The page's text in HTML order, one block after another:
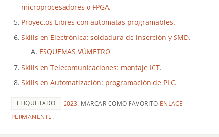
microprocesadores o FPGA.
Proyectos Libres con autómatas programables.
Skills en Electrónica: soldadura de inserción y SMD.
ESQUEMAS VÚMETRO
Skills en Telecomunicaciones: montaje ICT.
Skills en Automatización: programación de PLC.
ETIQUETADO 2023. MARCAR COMO FAVORITO ENLACE
PERMANENTE.